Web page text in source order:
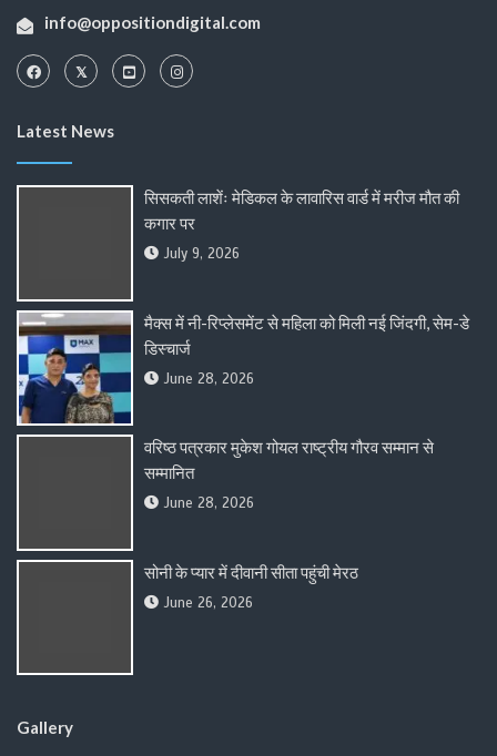
info@oppositiondigital.com
Latest News
सिसकती लाशेंः मेडिकल के लावारिस वार्ड में मरीज मौत की
कगार पर
July 9, 2026
मैक्स में नी-रिप्लेसमेंट से महिला को मिली नई जिंदगी, सेम-डे
डिस्चार्ज
June 28, 2026
वरिष्ठ पत्रकार मुकेश गोयल राष्ट्रीय गौरव सम्मान से
सम्मानित
June 28, 2026
सोनी के प्यार में दीवानी सीता पहुंची मेरठ
June 26, 2026
Gallery